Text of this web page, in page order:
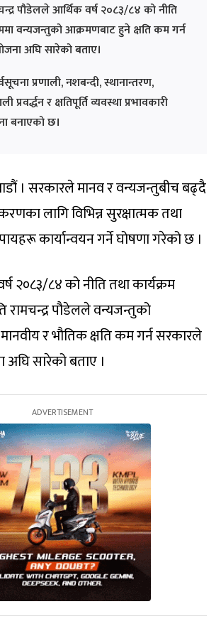
पौडेलले आर्थिक वर्ष २०८३/८४ को नीति
वन्यजन्तुको आक्रमणबाट हुने क्षति कम गर्न
अघि सारेको बताए।
प्रणाली, नशबन्दी, स्थानान्तरण,
प्रवर्द्धन र क्षतिपूर्ति व्यवस्था प्रभावकारी
बनाएको छ।
। सरकारले मानव र वन्यजन्तुबीच बढ्दै
लागि विभिन्न सुरक्षात्मक तथा
कार्यान्वयन गर्ने घोषणा गरेको छ ।
२०८३/८४ को नीति तथा कार्यक्रम
रामचन्द्र पौडेलले वन्यजन्तुको
र भौतिक क्षति कम गर्न सरकारले
सारेको बताए ।